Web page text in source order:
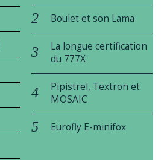
Boulet et son Lama
La longue certification
du 777X
Pipistrel, Textron et
MOSAIC
Eurofly E-minifox